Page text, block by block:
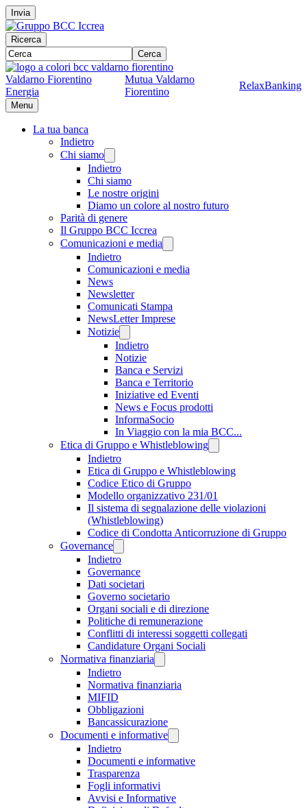
Invia
Ricerca
Cerca
Valdarno Fiorentino
Energia
Mutua Valdarno
Fiorentino
RelaxBanking
Menu
La tua banca
Indietro
Chi siamo
Indietro
Chi siamo
Le nostre origini
Diamo un colore al nostro futuro
Parità di genere
Il Gruppo BCC Iccrea
Comunicazioni e media
Indietro
Comunicazioni e media
News
Newsletter
Comunicati Stampa
NewsLetter Imprese
Notizie
Indietro
Notizie
Banca e Servizi
Banca e Territorio
Iniziative ed Eventi
News e Focus prodotti
InformaSocio
In Viaggio con la mia BCC...
Etica di Gruppo e Whistleblowing
Indietro
Etica di Gruppo e Whistleblowing
Codice Etico di Gruppo
Modello organizzativo 231/01
Il sistema di segnalazione delle violazioni
(Whistleblowing)
Codice di Condotta Anticorruzione di Gruppo
Governance
Indietro
Governance
Dati societari
Governo societario
Organi sociali e di direzione
Politiche di remunerazione
Conflitti di interessi soggetti collegati
Candidature Organi Sociali
Normativa finanziaria
Indietro
Normativa finanziaria
MIFID
Obbligazioni
Bancassicurazione
Documenti e informative
Indietro
Documenti e informative
Trasparenza
Fogli informativi
Avvisi e Informative